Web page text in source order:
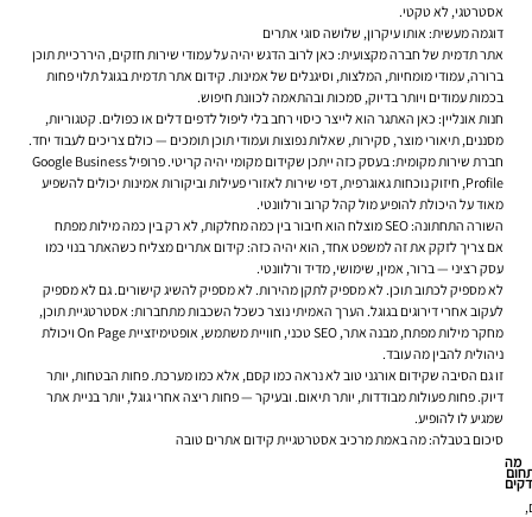
אסטרטגי, לא טקטי.
דוגמה מעשית: אותו עיקרון, שלושה סוגי אתרים
אתר תדמית של חברה מקצועית: כאן לרוב הדגש יהיה על עמודי שירות חזקים, היררכיית תוכן
ברורה, עמודי מומחיות, המלצות, וסיגנלים של אמינות. קידום אתר תדמית בגוגל תלוי פחות
בכמות עמודים ויותר בדיוק, סמכות ובהתאמה לכוונת חיפוש.
חנות אונליין: כאן האתגר הוא לייצר כיסוי רחב בלי ליפול לדפים דלים או כפולים. קטגוריות,
מסננים, תיאורי מוצר, סקירות, שאלות נפוצות ועמודי תוכן תומכים — כולם צריכים לעבוד יחד.
חברת שירות מקומית:
בעסק כזה ייתכן שקידום מקומי יהיה קריטי. פרופיל Google Business
Profile, חיזוק נוכחות גאוגרפית, דפי שירות לאזורי פעילות וביקורות אמינות יכולים להשפיע
מאוד על היכולת להופיע מול קהל קרוב ורלוונטי.
השורה התחתונה: SEO מוצלח הוא חיבור בין כמה מחלקות, לא רק בין כמה מילות מפתח
אם צריך לזקק את זה למשפט אחד, הוא יהיה כזה: קידום אתרים מצליח כשהאתר בנוי כמו
עסק רציני — ברור, אמין, שימושי, מדיד ורלוונטי.
לא מספיק לכתוב תוכן. לא מספיק לתקן מהירות. לא מספיק להשיג קישורים. גם לא מספיק
לעקוב אחרי דירוגים בגוגל. הערך האמיתי נוצר כשכל השכבות מתחברות: אסטרטגיית תוכן,
מחקר מילות מפתח, מבנה אתר, SEO טכני, חוויית משתמש, אופטימיזציית On Page ויכולת
ניהולית להבין מה עובד.
זו גם הסיבה שקידום אורגני טוב לא נראה כמו קסם, אלא כמו מערכת. פחות הבטחות, יותר
דיוק. פחות פעולות מבודדות, יותר תיאום. ובעיקר — פחות ריצה אחרי גוגל, יותר בניית אתר
שמגיע לו להופיע.
סיכום בטבלה: מה באמת מרכיב אסטרטגיית קידום אתרים טובה
מה